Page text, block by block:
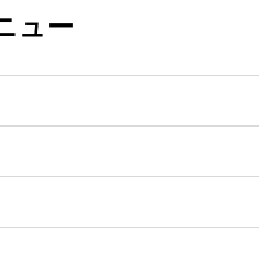
ュー